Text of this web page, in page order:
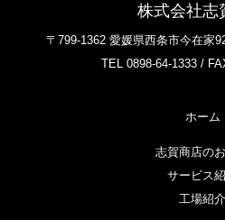
株式会社志
〒799-1362 愛媛県西条市今在家
TEL 0898-64-1333 /
ホーム
志賀商店の
サービス
工場紹介